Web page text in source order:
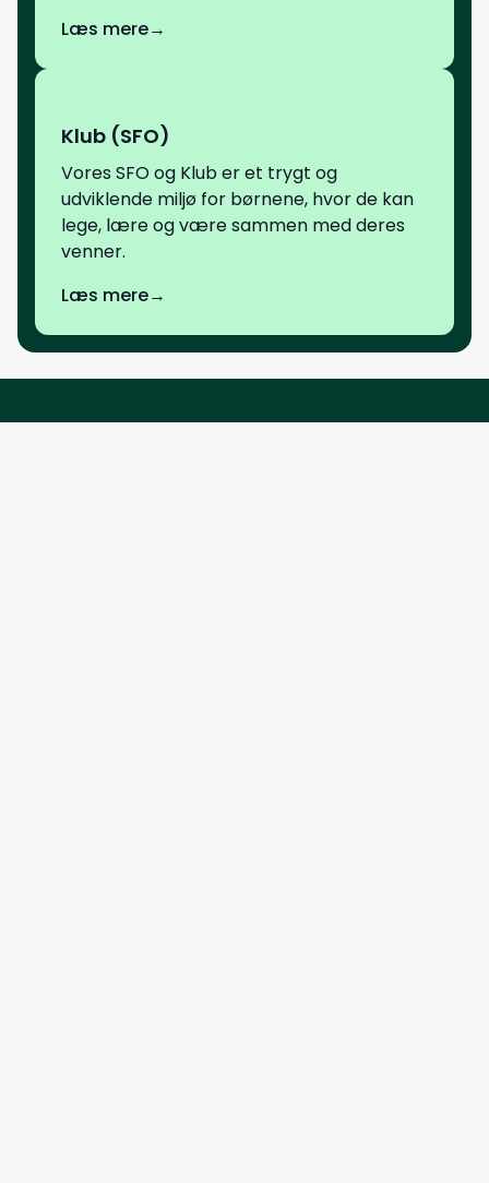
Læs mere→
Klub (SFO)
Vores SFO og Klub er et trygt og
udviklende miljø for børnene, hvor de kan
lege, lære og være sammen med deres
venner.
Læs mere→